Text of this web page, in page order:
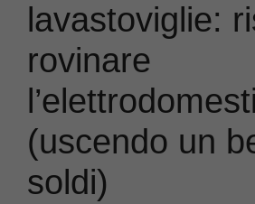
lavastoviglie:
rovinare
(uscendo un
soldi)